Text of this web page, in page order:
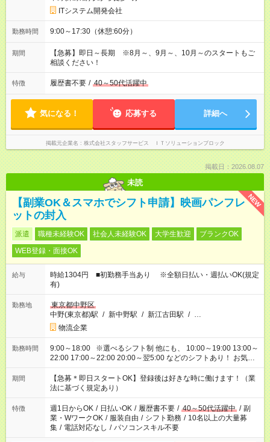
ITシステム開発会社
勤務時間 9:00～17:30（休憩:60分）
期間
【急募】即日～長期 ※8月～、9月～、10月～のスタートもご
相談ください！
特徴 履歴書不要 / 40～50代活躍中
気になる！ 応募する 詳細へ
掲載元企業名 株式会社スタッフサービス ＩＴソリューションブロック
掲載日：2026.08.07
未読
NEW
【副業OK＆スマホでシフト申請】映画パンフレ
ットの封入
派遣 職種未経験OK 社会人未経験OK 大学生歓迎
ブランクOK
WEB登録・面接OK
給与
時給1304円 ■初勤務手当あり ※全額日払い・週払いOK(規定
有)
勤務地
東京都中野区
中野(東京都)駅 / 新中野駅 / 新江古田駅 / …
物流企業
勤務時間
9:00～18:00 ※選べるシフト制 他にも、 10:00～19:00 13:00～
22:00 17:00～22:00 20:00～翌5:00 などのシフトあり！ お気軽
にご相談ください！
期間
【急募＊即日スタートOK】登録後は好きな時に働けます！（業
法に基づく規定あり）
特徴 週1日からOK / 日払いOK / 履歴書不要 / 40～50代活躍中 / 副
業・WワークOK / 服装自由 / シフト勤務 / 10名以上の大量募
集 / 電話対応なし / パソコンスキル不要